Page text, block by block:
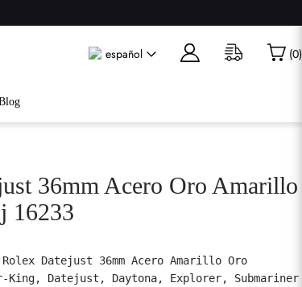
español (0)
36mm Acero Oro Amarillo
16233
Datejust 36mm Acero Amarillo Oro
Datejust, Daytona, Explorer, Submariner